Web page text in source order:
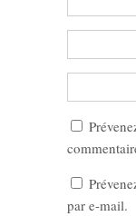
par e-mail.